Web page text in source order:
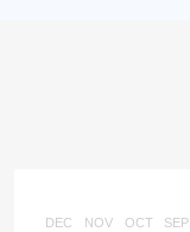
SEP
OCT
NOV
DEC